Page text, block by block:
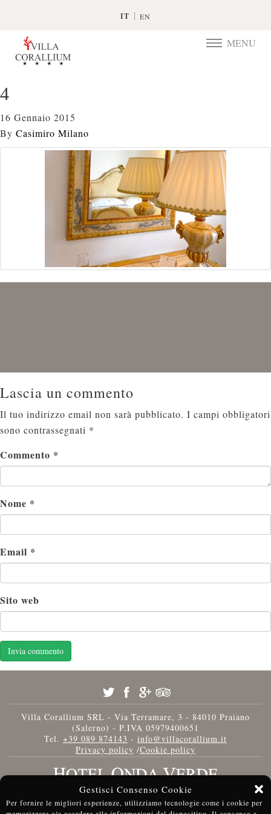
Gestisci Consenso Cookie
Per fornire le migliori esperienze, utilizziamo tecnologie come i cookie per
IT EN
TOGGLE
MENU
4
16 Gennaio 2015
By Casimiro Milano
Lascia un commento
Il tuo indirizzo email non sarà pubblicato. I campi obbligatori
sono contrassegnati *
Commento *
Nome *
Email *
Sito web
Villa Corallium SRL - Via Terramare, 3 - 84010 Praiano
(Salerno) - P.IVA 05979400651
Tel. +39 089 874143 - info@villacorallium.it
Privacy policy /Cookie policy